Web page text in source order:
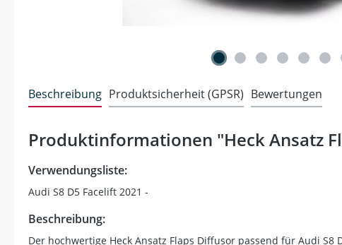
Beschreibung Produktsicherheit (GPSR) Bewertungen
Produktinformationen "Heck Ansatz
Verwendungsliste:
Audi S8 D5 Facelift 2021 -
Beschreibung:
Der hochwertige Heck Ansatz Flaps Diffusor passend für Audi